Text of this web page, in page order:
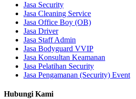
Jasa Security
Jasa Cleaning Service
Jasa Office Boy (OB)
Jasa Driver
Jasa Staff Admin
Jasa Bodyguard VVIP
Jasa Konsultan Keamanan
Jasa Pelatihan Security
Jasa Pengamanan (Security) Event
Hubungi Kami